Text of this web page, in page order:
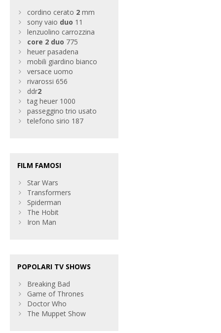
cordino cerato 2 mm
sony vaio duo 11
lenzuolino carrozzina
core 2 duo 775
heuer pasadena
mobili giardino bianco
versace uomo
rivarossi 656
ddr2
tag heuer 1000
passeggino trio usato
telefono sirio 187
FILM FAMOSI
Star Wars
Transformers
Spiderman
The Hobit
Iron Man
POPOLARI TV SHOWS
Breaking Bad
Game of Thrones
Doctor Who
The Muppet Show